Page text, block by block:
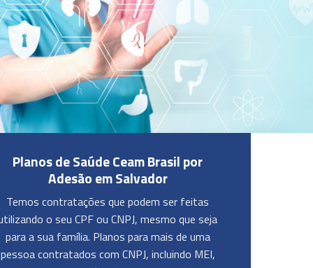
Planos de Saúde Ceam Brasil por
Adesão em Salvador
Temos contratações que podem ser feitas
o seu CPF ou CNPJ, mesmo que seja
para a sua família. Planos para mais de uma
pessoa contratados com CNPJ, incluindo MEI,